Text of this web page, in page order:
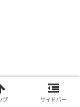
プ サイドバー